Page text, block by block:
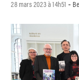
28 mars 2023 à 14h51 -